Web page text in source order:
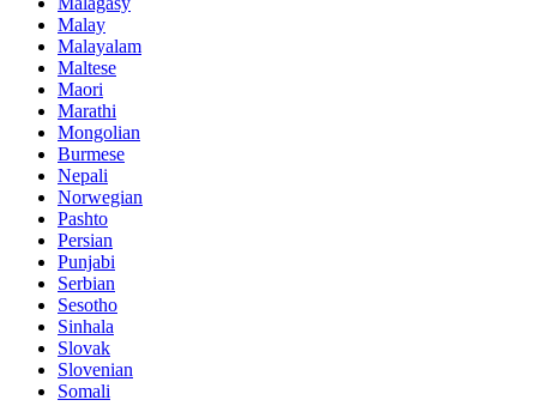
Malay
Malayalam
Maltese
Maori
Marathi
Mongolian
Burmese
Nepali
Norwegian
Pashto
Persian
Punjabi
Serbian
Sesotho
Sinhala
Slovak
Slovenian
Somali